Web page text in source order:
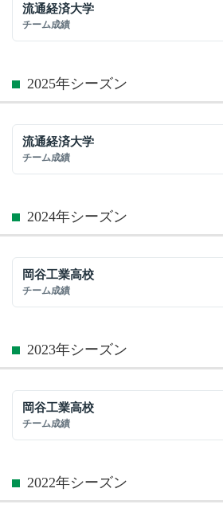
流通経済大学
チーム成績
2025年シーズン
流通経済大学
チーム成績
2024年シーズン
岡谷工業高校
チーム成績
2023年シーズン
岡谷工業高校
チーム成績
2022年シーズン